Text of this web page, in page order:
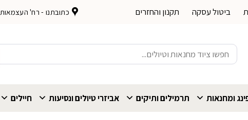
ביטול עסקה תקנון והחזרים כתובתנו - רח' העצמאות 53, חיפה
חיפוש
עבור:
ומחנאות תרמילים ותיקים אביזרי טיולים ונסיעות חיילים